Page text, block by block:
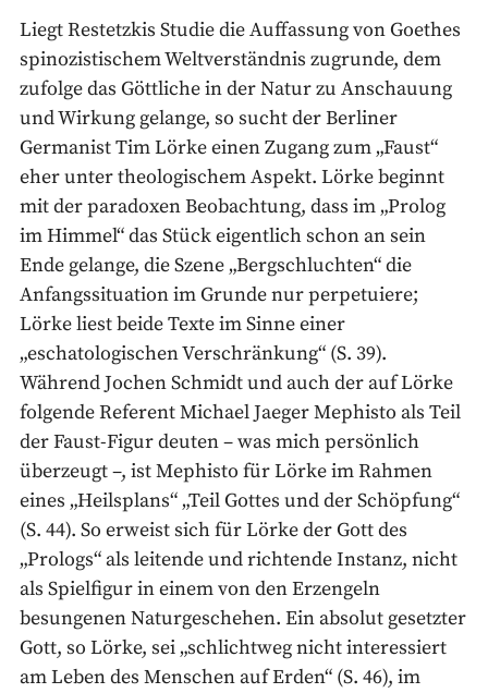
Liegt Restetzkis Studie die Auffassung von Goethes
spinozistischem Weltverständnis zugrunde, dem
zufolge das Göttliche in der Natur zu Anschauung
und Wirkung gelange, so sucht der Berliner
Germanist Tim Lörke einen Zugang zum „Faust“
eher unter theologischem Aspekt. Lörke beginnt
mit der paradoxen Beobachtung, dass im „Prolog
im Himmel“ das Stück eigentlich schon an sein
Ende gelange, die Szene „Bergschluchten“ die
Anfangssituation im Grunde nur perpetuiere;
Lörke liest beide Texte im Sinne einer
„eschatologischen Verschränkung“ (S. 39).
Während Jochen Schmidt und auch der auf Lörke
folgende Referent Michael Jaeger Mephisto als Teil
der Faust-Figur deuten – was mich persönlich
überzeugt –, ist Mephisto für Lörke im Rahmen
eines „Heilsplans“ „Teil Gottes und der Schöpfung“
(S. 44). So erweist sich für Lörke der Gott des
„Prologs“ als leitende und richtende Instanz, nicht
als Spielfigur in einem von den Erzengeln
besungenen Naturgeschehen. Ein absolut gesetzter
Gott, so Lörke, sei „schlichtweg nicht interessiert
am Leben des Menschen auf Erden“ (S. 46), im